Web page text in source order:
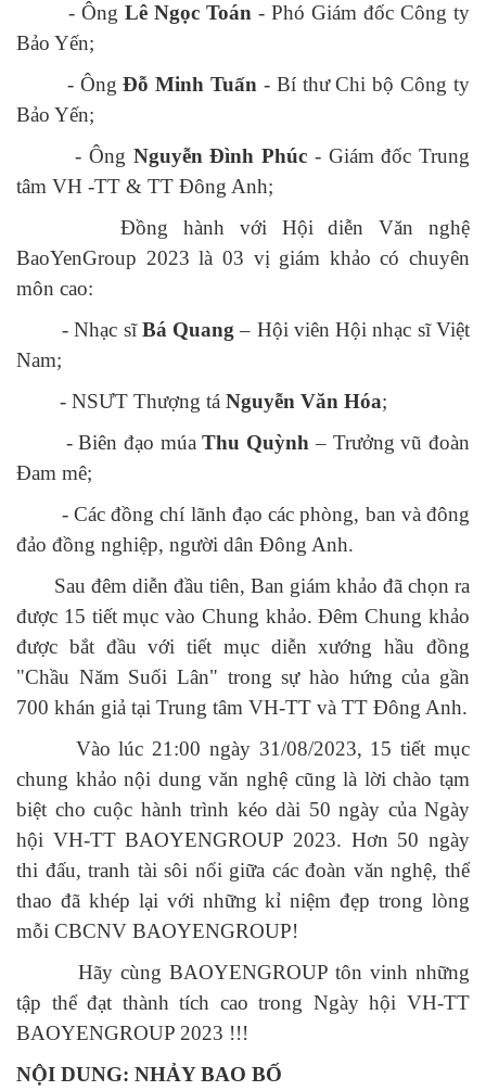
- Ông Lê Ngọc Toán - Phó Giám đốc Công ty
Bảo Yến;
- ÔngĐỗ Minh Tuấn - Bí thư Chi bộ Công ty
Bảo Yến;
- Ông Nguyễn Đình Phúc - Giám đốc Trung
tâm VH -TT & TT Đông Anh;
Đồng hành với Hội diễn Văn nghệ
BaoYenGroup 2023 là 03 vị giám khảo có chuyên
môn cao:
- Nhạc sĩBá Quang – Hội viên Hội nhạc sĩ Việt
Nam;
- NSƯT Thượng tá Nguyễn Văn Hóa;
- Biên đạo múaThu Quỳnh – Trưởng vũ đoàn
Đam mê;
- Các đồng chí lãnh đạo các phòng, ban và đông
đảo đồng nghiệp, người dân Đông Anh.
Sau đêm diễn đầu tiên, Ban giám khảo đã chọn ra
được 15 tiết mục vào Chung khảo. Đêm Chung khảo
được bắt đầu với tiết mục diễn xướng hầu đồng
"Chầu Năm Suối Lân" trong sự hào hứng của gần
700 khán giả tại Trung tâm VH-TT và TT Đông Anh.
Vào lúc 21:00 ngày 31/08/2023, 15 tiết mục
chung khảo nội dung văn nghệ cũng là lời chào tạm
biệt cho cuộc hành trình kéo dài 50 ngày của Ngày
hội VH-TT BAOYENGROUP 2023. Hơn 50 ngày
thi đấu, tranh tài sôi nổi giữa các đoàn văn nghệ, thể
thao đã khép lại với những kỉ niệm đẹp trong lòng
mỗi CBCNV BAOYENGROUP!
Hãy cùng BAOYENGROUP tôn vinh những
tập thể đạt thành tích cao trong Ngày hội VH-TT
BAOYENGROUP 2023 !!!
NỘI DUNG: NHẢY BAO BỐ